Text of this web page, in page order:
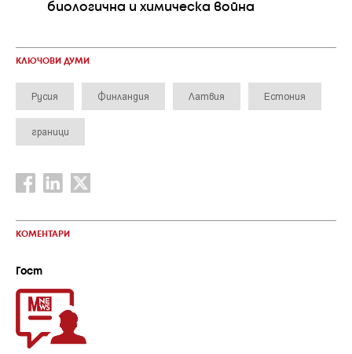
биологична и химическа война
КЛЮЧОВИ ДУМИ
Русия Финландия Латвия Естония
граници
КОМЕНТАРИ
Гост